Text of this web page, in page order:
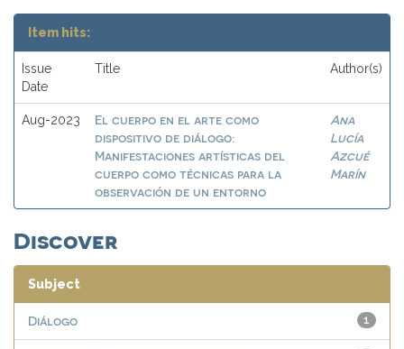
Item hits:
Issue
Date
Title Author(s)
Aug-2023
El cuerpo en el arte como
dispositivo de diálogo:
Manifestaciones artísticas del
cuerpo como técnicas para la
observación de un entorno
Ana
Lucía
Azcué
Marín
Discover
Subject
1
Diálogo